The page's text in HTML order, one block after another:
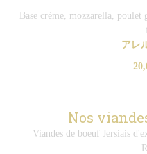
Base crème, mozzarella,
アレ
Nos
Viandes de boeuf Jersiais